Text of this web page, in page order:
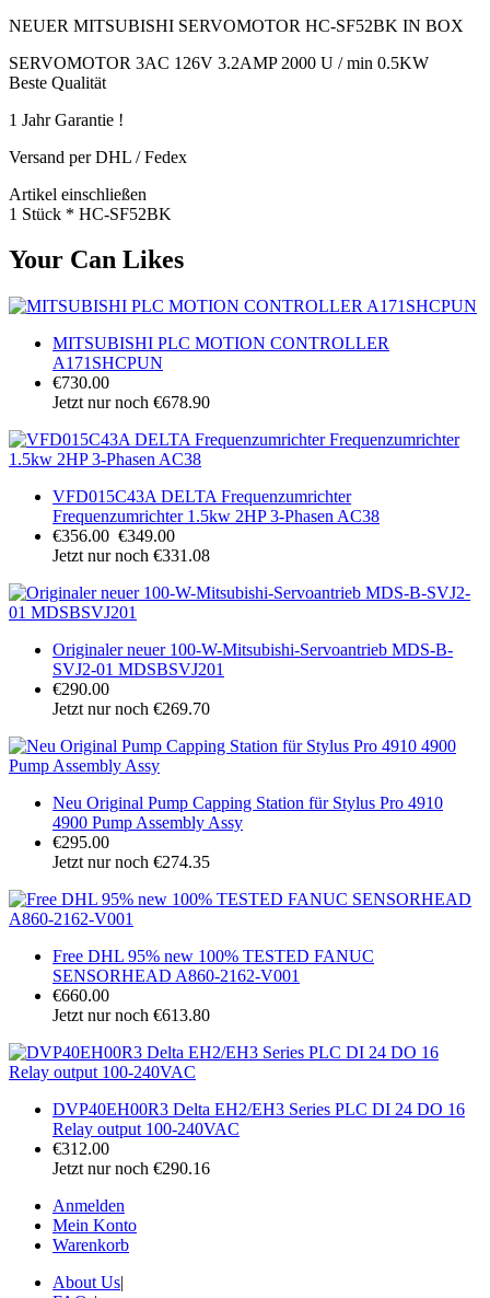
NEUER MITSUBISHI SERVOMOTOR HC-SF52BK IN BOX
SERVOMOTOR 3AC 126V 3.2AMP 2000 U / min 0.5KW
Beste Qualität
1 Jahr Garantie !
Versand per DHL / Fedex
Artikel einschließen
1 Stück * HC-SF52BK
Your Can Likes
MITSUBISHI PLC MOTION CONTROLLER
A171SHCPUN
€730.00
Jetzt nur noch €678.90
VFD015C43A DELTA Frequenzumrichter
Frequenzumrichter 1.5kw 2HP 3-Phasen AC38
€356.00 €349.00
Jetzt nur noch €331.08
Originaler neuer 100-W-Mitsubishi-Servoantrieb MDS-B-
SVJ2-01 MDSBSVJ201
€290.00
Jetzt nur noch €269.70
Neu Original Pump Capping Station für Stylus Pro 4910
4900 Pump Assembly Assy
€295.00
Jetzt nur noch €274.35
Free DHL 95% new 100% TESTED FANUC
SENSORHEAD A860-2162-V001
€660.00
Jetzt nur noch €613.80
DVP40EH00R3 Delta EH2/EH3 Series PLC DI 24 DO 16
Relay output 100-240VAC
€312.00
Jetzt nur noch €290.16
Anmelden
Mein Konto
Warenkorb
About Us|